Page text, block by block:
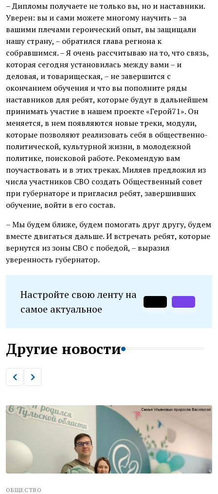
– Дипломы получаете не только вы, но и наставники.
Уверен: вы и сами можете многому научить – за
вашими плечами героический опыт, вы защищали
нашу страну, – обратился глава региона к
собравшимся. – Я очень рассчитываю на то, что связь,
которая сегодня установилась между вами – и
деловая, и товарищеская, – не завершится с
окончанием обучения и что вы пополните ряды
наставников для ребят, которые будут в дальнейшем
принимать участие в нашем проекте «Герой71». Он
меняется, в нем появляются новые треки, модули,
которые позволяют реализовать себя в общественно-
политической, культурной жизни, в молодежной
политике, поисковой работе. Рекомендую вам
поучаствовать и в этих треках. Миляев предложил из
числа участников СВО создать Общественный совет
при губернаторе и пригласил ребят, завершивших
обучение, войти в его состав.
– Мы будем ближе, будем помогать друг другу, будем
вместе двигаться дальше. И встречать ребят, которые
вернутся из зоны СВО с победой, – выразил
уверенность губернатор.
Настройте свою ленту на
самое актуальное
Другие новости
ОБЩЕСТВО